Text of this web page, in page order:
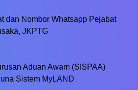
dan Nombor Whatsapp Pejabat
JKPTG
Aduan Awam (SISPAA)
Sistem MyLAND